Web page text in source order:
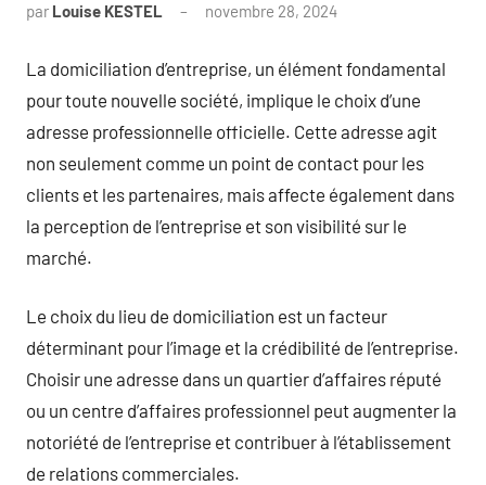
par Louise KESTEL novembre 28, 2024
La domiciliation d’entreprise, un élément fondamental
pour toute nouvelle société, implique le choix d’une
adresse professionnelle officielle. Cette adresse agit
non seulement comme un point de contact pour les
clients et les partenaires, mais affecte également dans
la perception de l’entreprise et son visibilité sur le
marché.
Le choix du lieu de domiciliation est un facteur
déterminant pour l’image et la crédibilité de l’entreprise.
Choisir une adresse dans un quartier d’affaires réputé
ou un centre d’affaires professionnel peut augmenter la
notoriété de l’entreprise et contribuer à l’établissement
de relations commerciales.